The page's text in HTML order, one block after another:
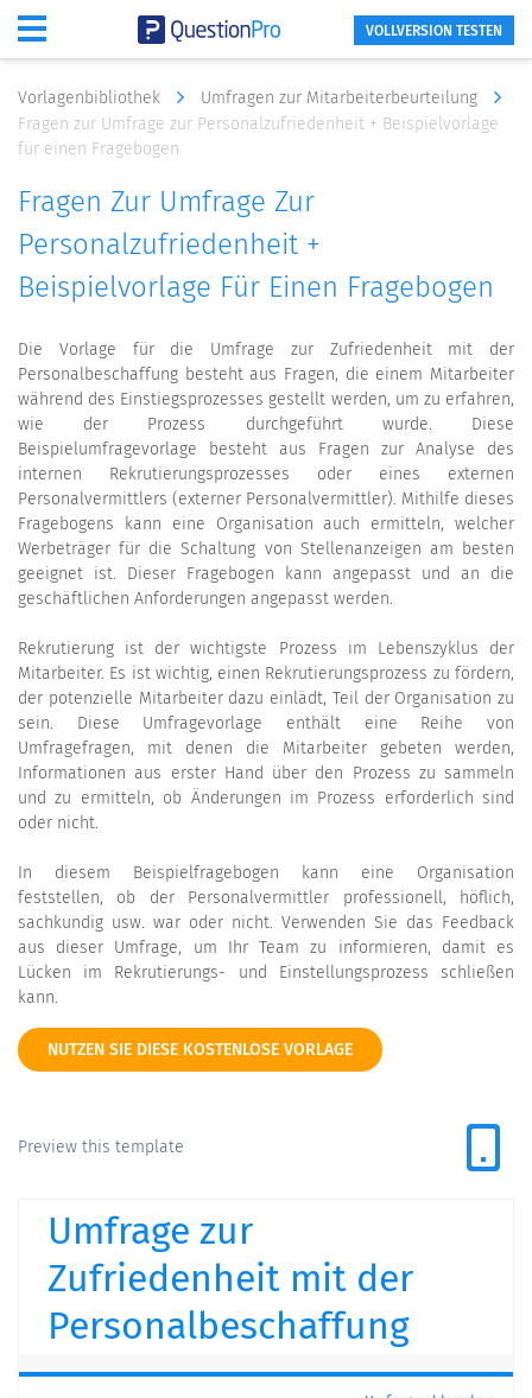
VOLLVERSION TESTEN
Vorlagenbibliothek
Umfragen zur Mitarbeiterbeurteilung
Fragen zur Umfrage zur Personalzufriedenheit + Beispielvorlage
für einen Fragebogen
Fragen Zur Umfrage Zur
Personalzufriedenheit +
Beispielvorlage Für Einen Fragebogen
Die Vorlage für die Umfrage zur Zufriedenheit mit der
Personalbeschaffung besteht aus Fragen, die einem Mitarbeiter
während des Einstiegsprozesses gestellt werden, um zu erfahren,
wie der Prozess durchgeführt wurde. Diese
Beispielumfragevorlage besteht aus Fragen zur Analyse des
internen Rekrutierungsprozesses oder eines externen
Personalvermittlers (externer Personalvermittler). Mithilfe dieses
Fragebogens kann eine Organisation auch ermitteln, welcher
Werbeträger für die Schaltung von Stellenanzeigen am besten
geeignet ist. Dieser Fragebogen kann angepasst und an die
geschäftlichen Anforderungen angepasst werden.
Rekrutierung ist der wichtigste Prozess im Lebenszyklus der
Mitarbeiter. Es ist wichtig, einen Rekrutierungsprozess zu fördern,
der potenzielle Mitarbeiter dazu einlädt, Teil der Organisation zu
sein. Diese Umfragevorlage enthält eine Reihe von
Umfragefragen, mit denen die Mitarbeiter gebeten werden,
Informationen aus erster Hand über den Prozess zu sammeln
und zu ermitteln, ob Änderungen im Prozess erforderlich sind
oder nicht.
In diesem Beispielfragebogen kann eine Organisation
feststellen, ob der Personalvermittler professionell, höflich,
sachkundig usw. war oder nicht. Verwenden Sie das Feedback
aus dieser Umfrage, um Ihr Team zu informieren, damit es
Lücken im Rekrutierungs- und Einstellungsprozess schließen
kann.
NUTZEN SIE DIESE KOSTENLOSE VORLAGE
Preview this template